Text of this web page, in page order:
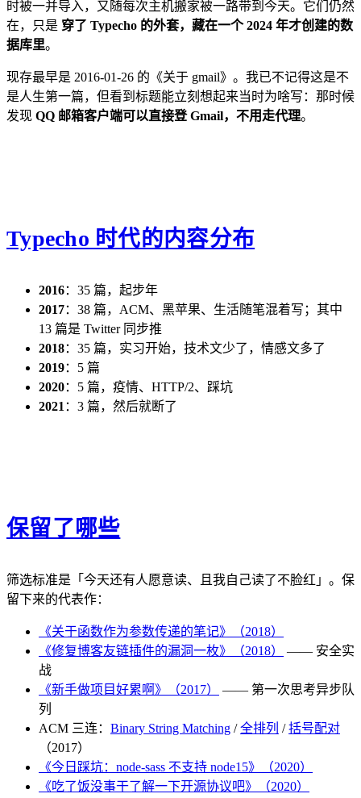
时被一并导入，又随每次主机搬家被一路带到今天。它们仍然
在，只是 穿了 Typecho 的外套，藏在一个 2024 年才创建的数
据库里。
现存最早是 2016-01-26 的《关于 gmail》。我已不记得这是不
是人生第一篇，但看到标题能立刻想起来当时为啥写：那时候
发现 QQ 邮箱客户端可以直接登 Gmail，不用走代理。
Typecho 时代的内容分布
2016：35 篇，起步年
2017：38 篇，ACM、黑苹果、生活随笔混着写；其中
13 篇是 Twitter 同步推
2018：35 篇，实习开始，技术文少了，情感文多了
2019：5 篇
2020：5 篇，疫情、HTTP/2、踩坑
2021 ：3 篇，然后就断了
保留了哪些
筛选标准是「今天还有人愿意读、且我自己读了不脸红」。保
留下来的代表作：
《关于函数作为参数传递的笔记》（2018）
《修复博客友链插件的漏洞一枚》（2018）
—— 安全实
战
《新手做项目好累啊》（2017）
—— 第一次思考异步队
列
ACM 三连： Binary String Matching /全排列 /括号配对
（2017）
《今日踩坑：node-sass 不支持 node15》（2020）
《吃了饭没事干了解一下开源协议吧》（2020）